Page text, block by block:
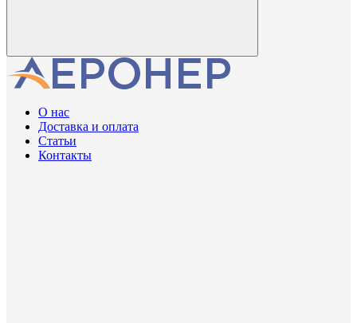
О нас
Доставка и оплата
Статьи
Контакты